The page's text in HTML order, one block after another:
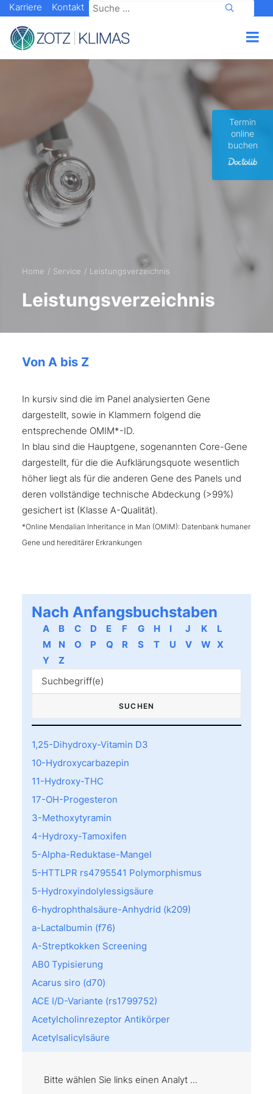
Termin
online
buchen
Karriere Kontakt
Home Service Leistungsverzeichnis
Leistungsverzeichnis
Von A bis Z
In kursiv sind die im Panel analysierten Gene
dargestellt, sowie in Klammern folgend die
entsprechende OMIM*-ID.
In blau sind die Hauptgene, sogenannten Core-Gene
dargestellt, für die die Aufklärungsquote wesentlich
höher liegt als für die anderen Gene des Panels und
deren vollständige technische Abdeckung (>99%)
gesichert ist (Klasse A-Qualität).
*Online Mendalian Inheritance in Man (OMIM): Datenbank humaner
Gene und hereditärer Erkrankungen
Nach Anfangsbuchstaben
A B C D E F G H I J K
L
M
N O P Q R S T U V W X
Y
Z
1,25-Dihydroxy-Vitamin D3
10-Hydroxycarbazepin
11-Hydroxy-THC
17-OH-Progesteron
3-Methoxytyramin
4-Hydroxy-Tamoxifen
5-Alpha-Reduktase-Mangel
5-HTTLPR rs4795541 Polymorphismus
5-Hydroxyindolylessigsäure
6-hydrophthalsäure-Anhydrid (k209)
a-Lactalbumin (f76)
A-Streptkokken Screening
AB0 Typisierung
Acarus siro (d70)
ACE I/D-Variante (rs1799752)
Acetylcholinrezeptor Antikörper
Acetylsalicylsäure
Acremonium kiliense (m202)
Bitte wählen Sie links einen Analyt ...